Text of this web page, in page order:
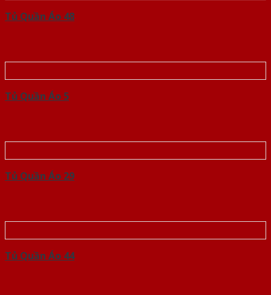
Tủ Quần Áo 48
Tủ Quần Áo 5
Tủ Quần Áo 29
Tủ Quần Áo 44